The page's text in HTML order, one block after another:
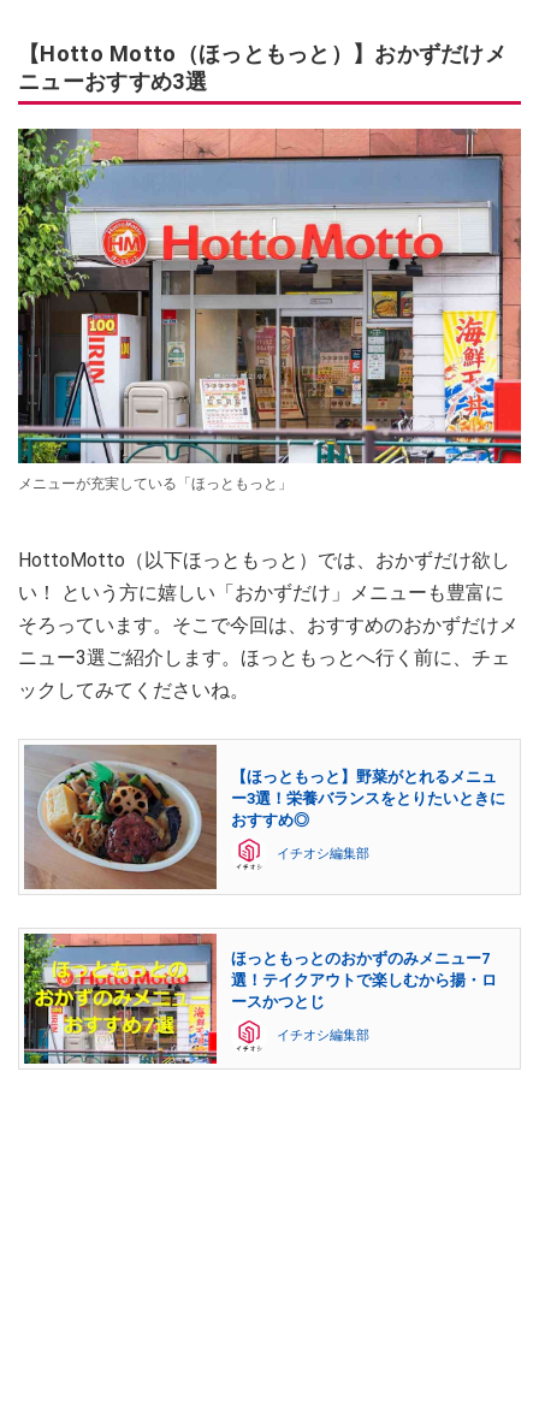
【Hotto Motto（ほっともっと）】おかずだけメ
ニューおすすめ3選
メニューが充実している「ほっともっと」
HottoMotto（以下ほっともっと）では、おかずだけ欲し
い！ という方に嬉しい「おかずだけ」メニューも豊富に
そろっています。そこで今回は、おすすめのおかずだけメ
ニュー3選ご紹介します。ほっともっとへ行く前に、チェ
ックしてみてくださいね。
【ほっともっと】野菜がとれるメニュ
ー3選！栄養バランスをとりたいときに
おすすめ◎
イチオシ編集部
ほっともっとのおかずのみメニュー7
選！テイクアウトで楽しむから揚・ロ
ースかつとじ
イチオシ編集部